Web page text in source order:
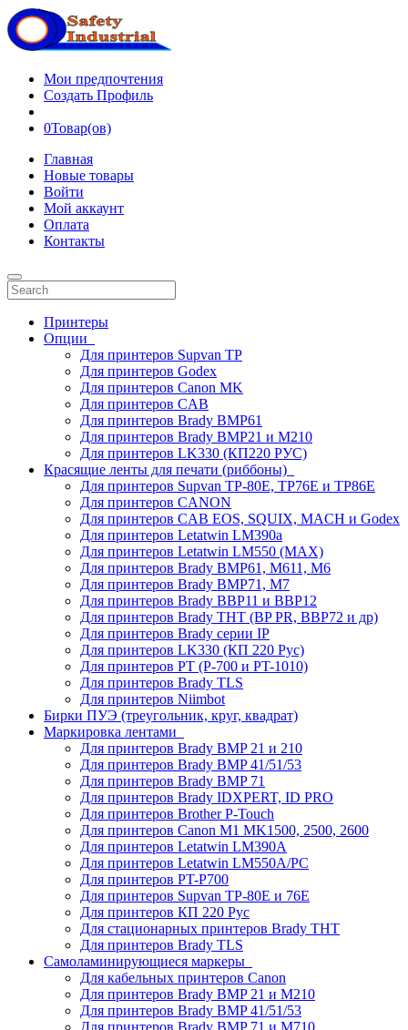
Мои предпочтения
Создать Профиль
0Товар(ов)
Главная
Новые товары
Войти
Мой аккаунт
Оплата
Контакты
Принтеры
Опции
Для принтеров Supvan TP
Для принтеров Godex
Для принтеров Canon MK
Для принтеров CAB
Для принтеров Brady BMP61
Для принтеров Brady BMP21 и M210
Для принтеров LK330 (КП220 РУС)
Красящие ленты для печати (риббоны)
Для принтеров Supvan TP-80E, TP76E и TP86E
Для принтеров CANON
Для принтеров CAB EOS, SQUIX, MACH и Godex
Для принтеров Letatwin LM390a
Для принтеров Letatwin LM550 (MAX)
Для принтеров Brady BMP61, M611, M6
Для принтеров Brady BMP71, M7
Для принтеров Brady BBP11 и BBP12
Для принтеров Brady THT (BP PR, BBP72 и др)
Для принтеров Brady серии IP
Для принтеров LK330 (КП 220 Рус)
Для принтеров PT (P-700 и PT-1010)
Для принтеров Brady TLS
Для принтеров Niimbot
Бирки ПУЭ (треугольник, круг, квадрат)
Маркировка лентами
Для принтеров Brady BMP 21 и 210
Для принтеров Brady BMP 41/51/53
Для принтеров Brady BMP 71
Для принтеров Brady IDXPERT, ID PRO
Для принтеров Brother P-Touch
Для принтеров Canon M1 MK1500, 2500, 2600
Для принтеров Letatwin LM390A
Для принтеров Letatwin LM550A/PC
Для принтеров PT-P700
Для принтеров Supvan TP-80E и 76E
Для принтеров КП 220 Рус
Для стационарных принтеров Brady THT
Для принтеров Brady TLS
Самоламинирующиеся маркеры
Для кабельных принтеров Canon
Для принтеров Brady BMP 21 и M210
Для принтеров Brady BMP 41/51/53
Для принтеров Brady BMP 71 и M710